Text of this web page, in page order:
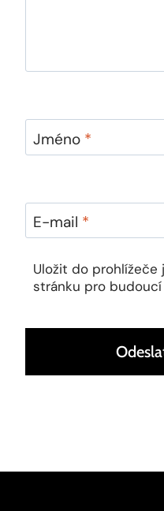
Jméno *
E-mail *
Uložit do prohlížeče
stránku pro budoucí